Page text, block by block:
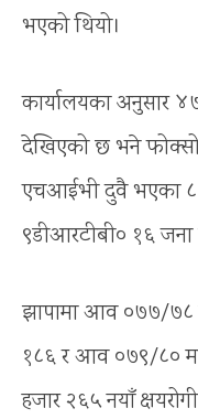
भएको थियो।
कार्यालयका अनुसार
देखिएको छ भने
एचआईभी दुवै भएका ८
९डीआरटीबी० १६
झापामा आव ०७७/७८
१८६ र आव ०७९/८०
हजार २६५ नयाँ